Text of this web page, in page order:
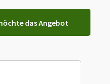
das Angebot